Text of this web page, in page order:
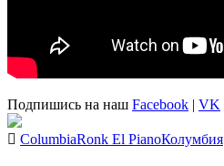
Подпишись на наш Facebook | VK
ColumbiaRonk El PianoКолумбия